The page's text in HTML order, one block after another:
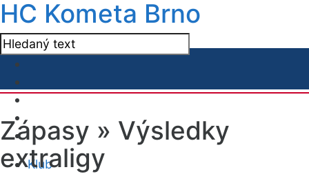
HC Kometa Brno
Klub
Zápasy » Výsledky
extraligy